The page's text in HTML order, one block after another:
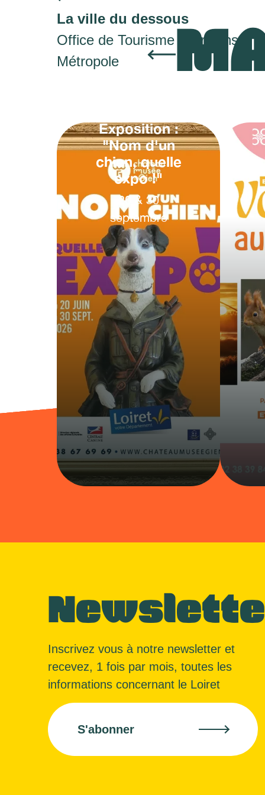
La ville du dessous
Office de Tourisme d'Orléans
Métropole
Exposition :
"Nom d'un
chien, quelle
expo !"
20 & 30
septembre
Inscrivez vous à notre newsletter et
recevez, 1 fois par mois, toutes les
informations concernant le Loiret
S'abonner